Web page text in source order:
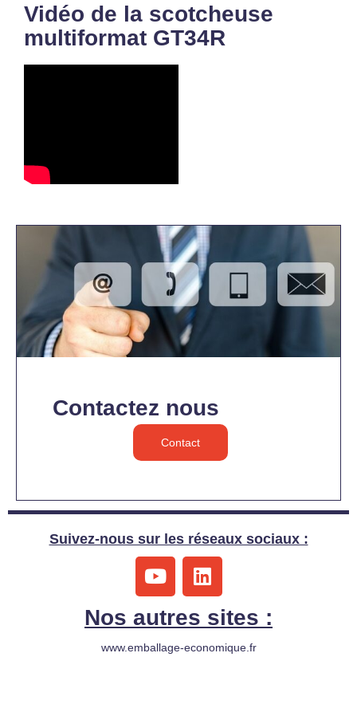
Vidéo de la scotcheuse
multiformat GT34R
Contactez nous
Contact
Suivez-nous sur les réseaux sociaux :
Y
o
u
t
u
L
i
k
e
Nos autres sites :
www.emballage-economique.fr